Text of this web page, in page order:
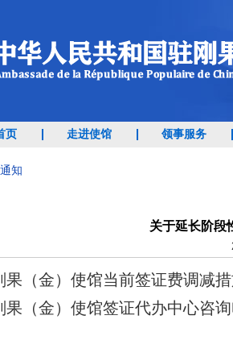
页 走进使馆 领事服务
知
关于延长阶段
果（金）使馆当前签证费调减
果（金）使馆签证代办中心咨